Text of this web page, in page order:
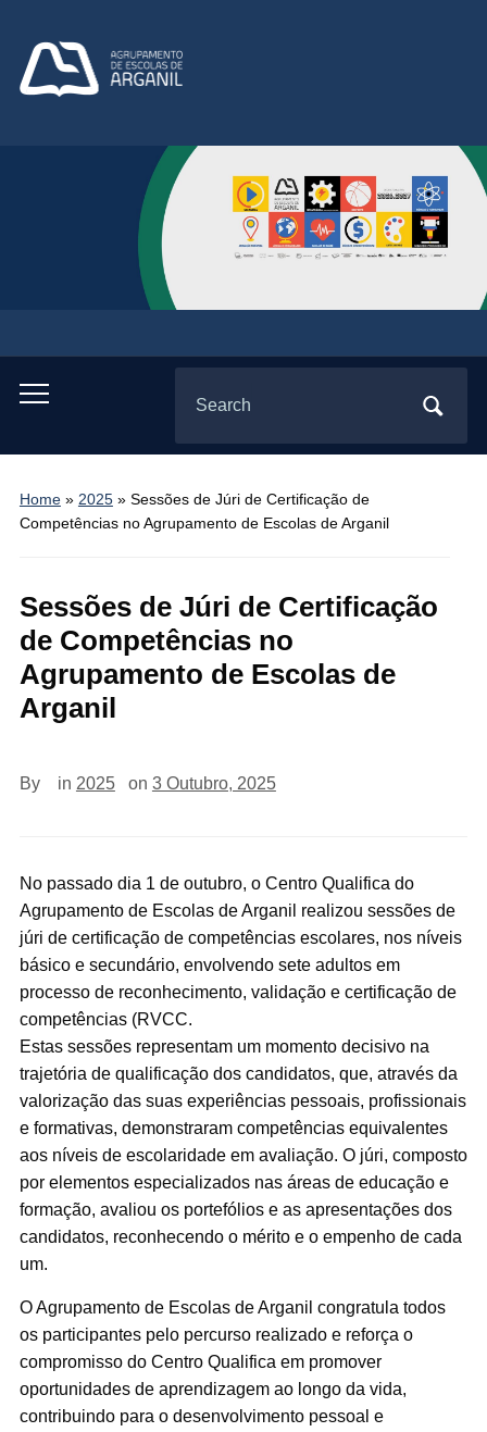
Toggle
menu
for:
Home» 2025» Sessões de Júri de Certificação de
Competências no Agrupamento de Escolas de Arganil
Sessões de Júri de Certificação
de Competências no
Agrupamento de Escolas de
Arganil
By in 2025 on 3 Outubro, 2025
No passado dia 1 de outubro, o Centro Qualifica do
Agrupamento de Escolas de Arganil realizou sessões de
júri de certificação de competências escolares, nos níveis
básico e secundário, envolvendo sete adultos em
processo de reconhecimento, validação e certificação de
competências (RVCC.
Estas sessões representam um momento decisivo na
trajetória de qualificação dos candidatos, que, através da
valorização das suas experiências pessoais, profissionais
e formativas, demonstraram competências equivalentes
aos níveis de escolaridade em avaliação. O júri, composto
por elementos especializados nas áreas de educação e
formação, avaliou os portefólios e as apresentações dos
candidatos, reconhecendo o mérito e o empenho de cada
um.
O Agrupamento de Escolas de Arganil congratula todos
os participantes pelo percurso realizado e reforça o
compromisso do Centro Qualifica em promover
oportunidades de aprendizagem ao longo da vida,
contribuindo para o desenvolvimento pessoal e